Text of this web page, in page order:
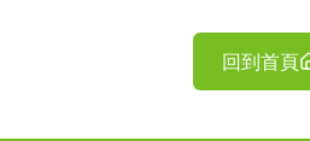
回到首頁